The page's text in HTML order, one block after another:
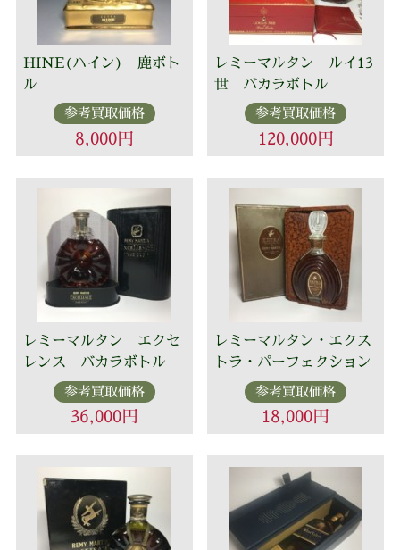
HINE(ハイン) 鹿ボト
ル
参考買取価格
8,000円
レミーマルタン ルイ13
世 バカラボトル
参考買取価格
120,000円
レミーマルタン エクセ
レンス バカラボトル
参考買取価格
36,000円
レミーマルタン・エクス
トラ・パーフェクション
参考買取価格
18,000円